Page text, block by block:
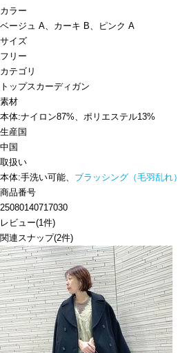
カラー
ベージュ A、カーキ B、ピンク A
サイズ
フリー
カテゴリ
トップスカーディガン
素材
本体:ナイロン87%、ポリエステル13%
生産国
中国
取扱い
本体:手洗い可能、 ブラッシング（毛羽乱れ）
商品番号
25080140717030
レビュー(1件)
関連スナップ(2件)